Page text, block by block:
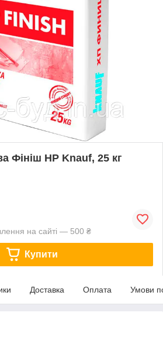
Фініш HP Knauf, 25 кг
на сайті — 500 ₴
Купити
Доставка Оплата Умови